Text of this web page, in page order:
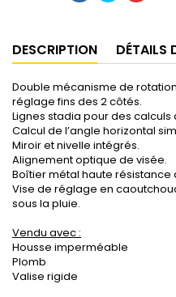
DESCRIPTION DÉTAILS
Double mécanisme de
réglage fins des 2 côtés.
Lignes stadia pour des
Calcul de l’angle horizontal
Miroir et nivelle intégrés.
Alignement optique de visée.
Boîtier métal haute résistance
Vise de réglage en
sous la pluie.
Vendu avec :
Housse imperméable
Plomb
Valise rigide